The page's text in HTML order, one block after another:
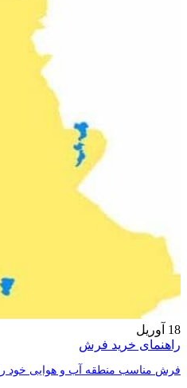
18 آوریل
راهنمای خرید فرش
فرش مناسب منطقه آب و هوایی خود